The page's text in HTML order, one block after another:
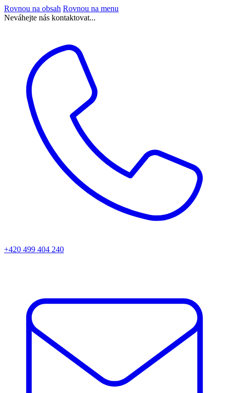
Rovnou na obsah Rovnou na menu
Neváhejte nás kontaktovat...
+420 499 404 240